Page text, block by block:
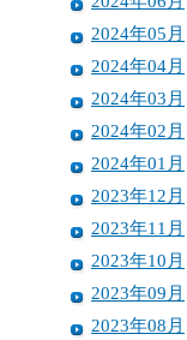
2024年05月
2024年04月
2024年03月
2024年02月
2024年01月
2023年12月
2023年11月
2023年10月
2023年09月
2023年08月